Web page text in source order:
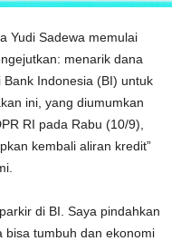
Yudi Sadewa memulai
menarik dana
Indonesia (BI) untuk
ini, yang diumumkan
RI pada Rabu (10/9),
kembali aliran kredit”
di BI. Saya pindahkan
bisa tumbuh dan ekonomi